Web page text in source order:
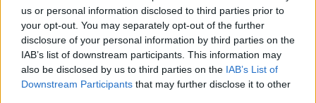
us or personal information disclosed to third parties prior to
your opt-out. You may separately opt-out of the further
disclosure of your personal information by third parties on the
IAB’s list of downstream participants. This information may
also be disclosed by us to third parties on the IAB’s List of
Downstream Participants that may further disclose it to other